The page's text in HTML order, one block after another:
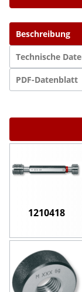
Beschreibung
Technische
PDF-Datenblatt
1210418